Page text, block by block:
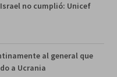
no cumplió: Unicef
al general que
a Ucrania